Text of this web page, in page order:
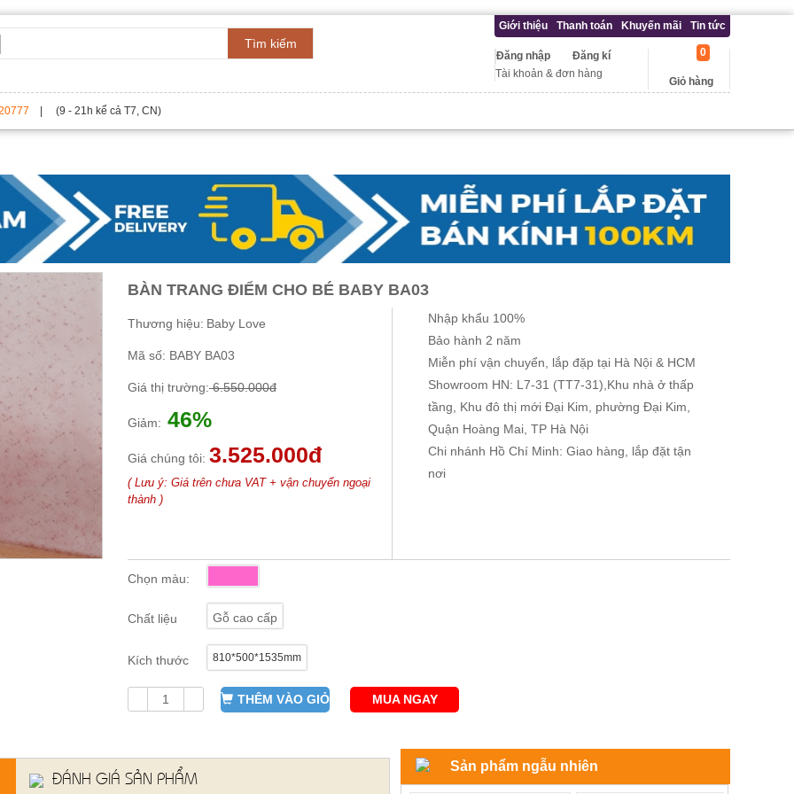
Tìm kiếm
Giới thiệu Thanh toán Khuyến mãi Tin tức
Đăng kí
Đăng nhập
Tài khoản & đơn hàng
Giỏ hàng
0
| (9 - 21h kể cả T7, CN)
BÀN TRANG ĐIỂM CHO BÉ BABY BA03
Thương hiệu: Baby Love
Mã số: BABY BA03
Giá thị trường:6.550.000đ
Giảm: 46%
Giá chúng tôi: 3.525.000đ
( Lưu ý: Giá trên chưa VAT + vận chuyển ngoại
thành )
Nhập khẩu 100%
Bảo hành 2 năm
Miễn phí vận chuyển, lắp đặp tại Hà Nội & HCM
Showroom HN: L7-31 (TT7-31),Khu nhà ở thấp
tầng, Khu đô thị mới Đại Kim, phường Đại Kim,
Quận Hoàng Mai, TP Hà Nội
Chi nhánh Hồ Chí Minh: Giao hàng, lắp đặt tận
nơi
Chọn màu:
Chất liệu Gỗ cao cấp
Kích thước 810*500*1535mm
THÊM VÀO GIỎ MUA NGAY
ĐÁNH GIÁ SẢN PHẨM
Sản phẩm ngẫu nhiên